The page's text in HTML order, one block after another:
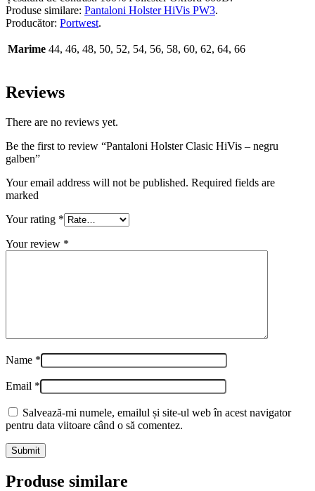
Produse similare: Pantaloni Holster HiVis PW3.
Producător: Portwest.
Marime 44, 46, 48, 50, 52, 54, 56, 58, 60, 62, 64, 66
Reviews
There are no reviews yet.
Be the first to review “Pantaloni Holster Clasic HiVis – negru
galben”
Your email address will not be published. Required fields are
marked
Your rating *
Your review *
Name *
Email *
Salvează-mi numele, emailul și site-ul web în acest navigator
pentru data viitoare când o să comentez.
Produse similare